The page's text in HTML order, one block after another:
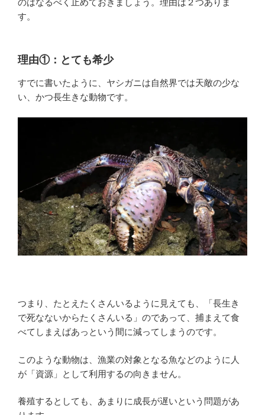
す。
理由①：とても希少
すでに書いたように、ヤシガニは自然界では天敵の少な
い、かつ長生きな動物です。
つまり、たとえたくさんいるように見えても、「長生き
で死なないからたくさんいる」のであって、捕まえて食
べてしまえばあっという間に減ってしまうのです。
このような動物は、漁業の対象となる魚などのように人
が「資源」として利用するの向きません。
養殖するとしても、あまりに成長が遅いという問題があ